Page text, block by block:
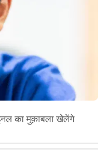
का मुक़ाबला खेलेंगे